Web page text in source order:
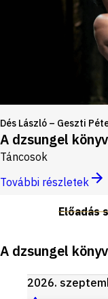
Dés László – Geszti
A dzsungel
Táncosok
További részletek
Előadás
A dzsungel
2026.